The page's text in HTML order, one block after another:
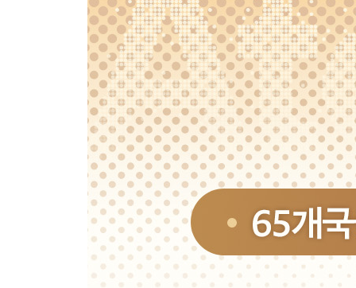
우리의 행동을 결정짓는 세 집단
Chapter 10. 나쁜 습관도 즐겁게 고칠 수 있을까
당신이 게임을 하는 진짜 이유 ｜ 긍정적인 느낌을
Part 4. 세 번째 법칙, 쉬워야 달라진다
Chapter 11. 1만 시간의 법칙은 틀렸다
많이 해야 할까, 오래 해야 할까
Chapter 12. 웬만하면 쉽게 갑시다
구글과 아마존에서 파는 것 ｜ 노력은 최소로, 성과
Chapter 13. 변화를 위한 최소한의 시간